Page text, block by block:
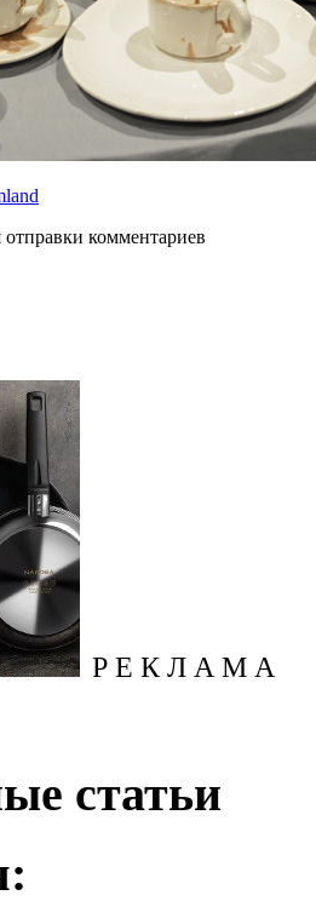
отправки комментариев
Р Е К Л А М А
статьи